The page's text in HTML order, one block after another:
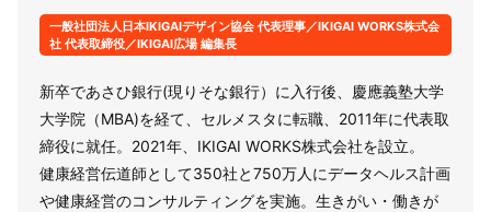
一般社団法人日本IKIGAIデザイン協会 代表理事／IKIGAI WORKS株式会
社 代表取締役／IKIGAI広場 編集長
新卒であさひ銀行(現りそな銀行）に入行後、慶應義塾大学
大学院（MBA)を経て、セルメスタに転職、2011年に代表取
締役に就任。2021年、IKIGAI WORKS株式会社を設立。
健康経営伝道師として350社と750万人にデータヘルス計画
や健康経営のコンサルティングを実施。生きがい・働きが